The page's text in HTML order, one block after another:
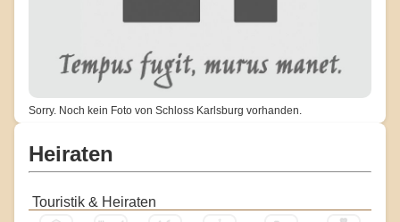
Sorry. Noch kein Foto von Schloss Karlsburg vorhanden.
Heiraten
Touristik & Heiraten